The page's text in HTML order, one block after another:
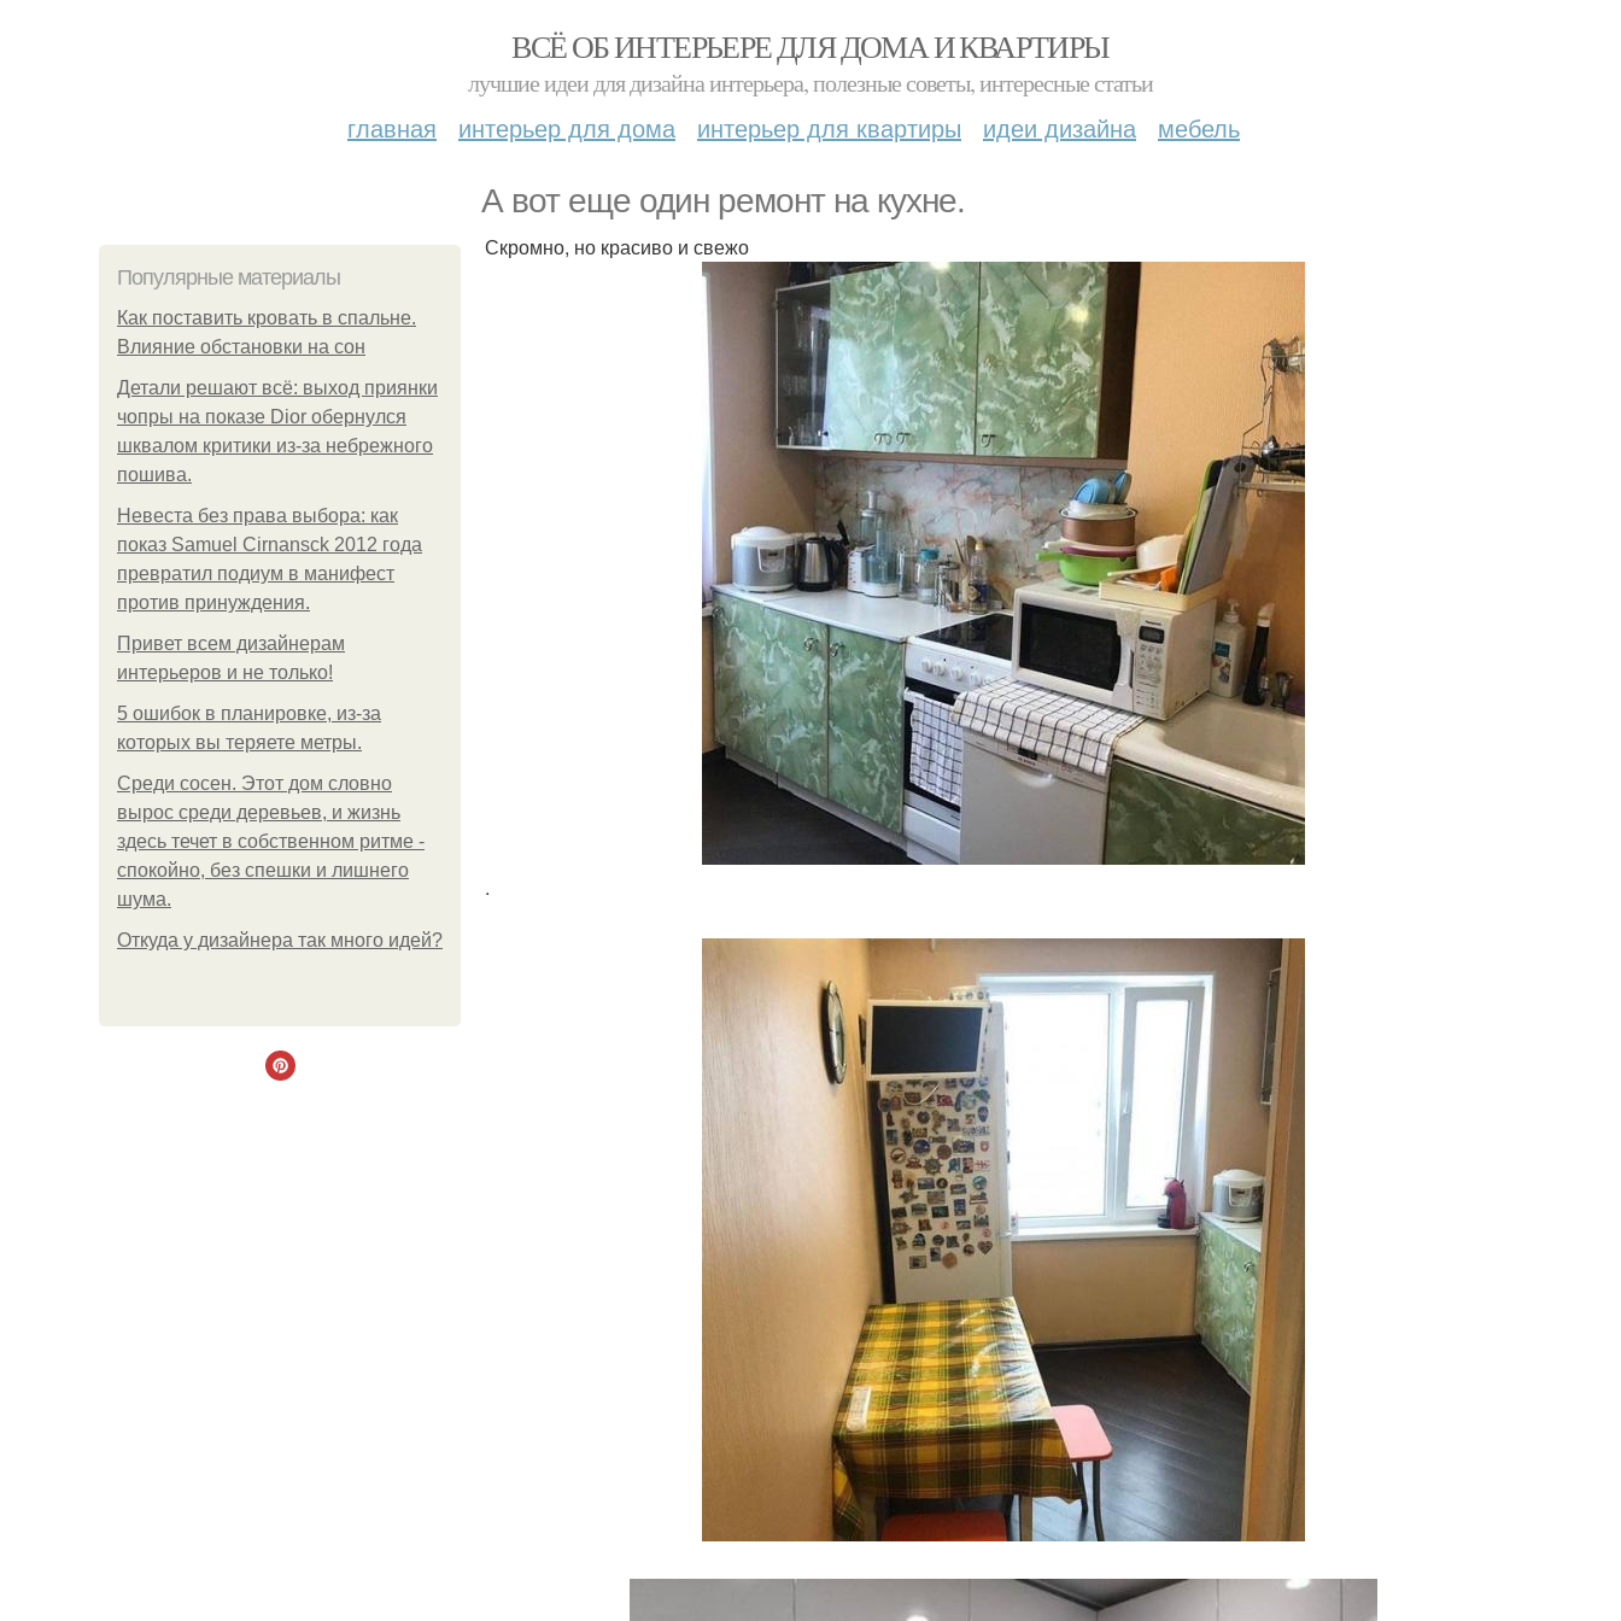
ВСЁ ОБ ИНТЕРЬЕРЕ ДЛЯ ДОМА И КВАРТИРЫ
лучшие идеи для дизайна интерьера, полезные советы, интересные статьи
главная интерьер для дома интерьер для квартиры идеи дизайна мебель
А вот еще один ремонт на кухне.
Популярные материалы
Как поставить кровать в спальне.
Влияние обстановки на сон
Детали решают всё: выход приянки
чопры на показе Dior обернулся
шквалом критики из-за небрежного
пошива.
Невеста без права выбора: как
показ Samuel Cirnansck 2012 года
превратил подиум в манифест
против принуждения.
Привет всем дизайнерам
интерьеров и не только!
5 ошибок в планировке, из-за
которых вы теряете метры.
Среди сосен. Этот дом словно
вырос среди деревьев, и жизнь
здесь течет в собственном ритме -
спокойно, без спешки и лишнего
шума.
Откуда у дизайнера так много идей?
Скромно, но красиво и свежо
.